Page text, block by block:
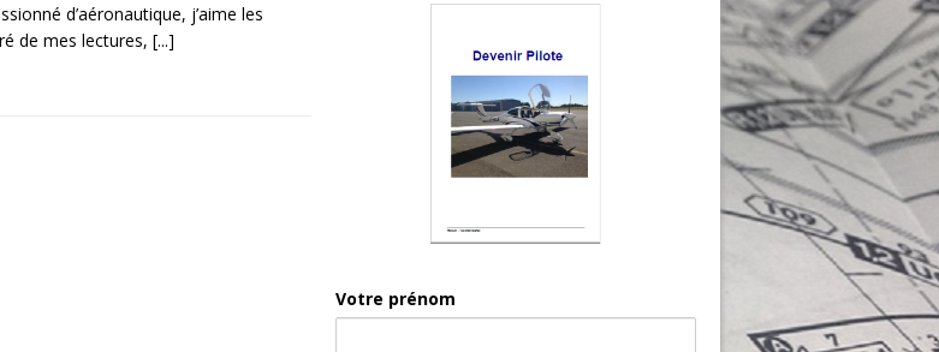
d’aéronautique, j’aime les
de mes lectures, [...]
Votre prénom